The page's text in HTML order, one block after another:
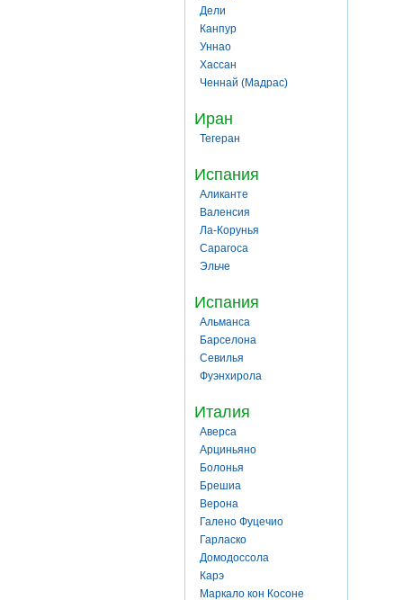
Дели
Канпур
Уннао
Хассан
Ченнай (Мадрас)
Иран
Тегеран
Испания
Аликанте
Валенсия
Ла-Корунья
Сарагоса
Эльче
Испания
Альманса
Барселона
Севилья
Фуэнхирола
Италия
Аверса
Арциньяно
Болонья
Брешиа
Верона
Галено Фуцечио
Гарласко
Домодоссола
Карэ
Маркало кон Косоне